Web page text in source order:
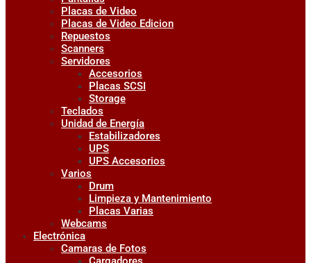
Placas de Video
Placas de Video Edicion
Repuestos
Scanners
Servidores
Accesorios
Placas SCSI
Storage
Teclados
Unidad de Energía
Estabilizadores
UPS
UPS Accesorios
Varios
Drum
Limpieza y Mantenimiento
Placas Varias
Webcams
Electrónica
Camaras de Fotos